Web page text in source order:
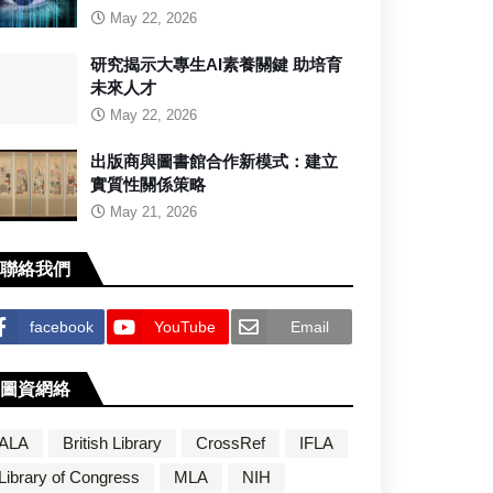
May 22, 2026
研究揭示大專生AI素養關鍵 助培育
未來人才
May 22, 2026
出版商與圖書館合作新模式：建立
實質性關係策略
May 21, 2026
聯絡我們
facebook YouTube Email
圖資網絡
British Library CrossRef
IFLA
of Congress
MLA NIH